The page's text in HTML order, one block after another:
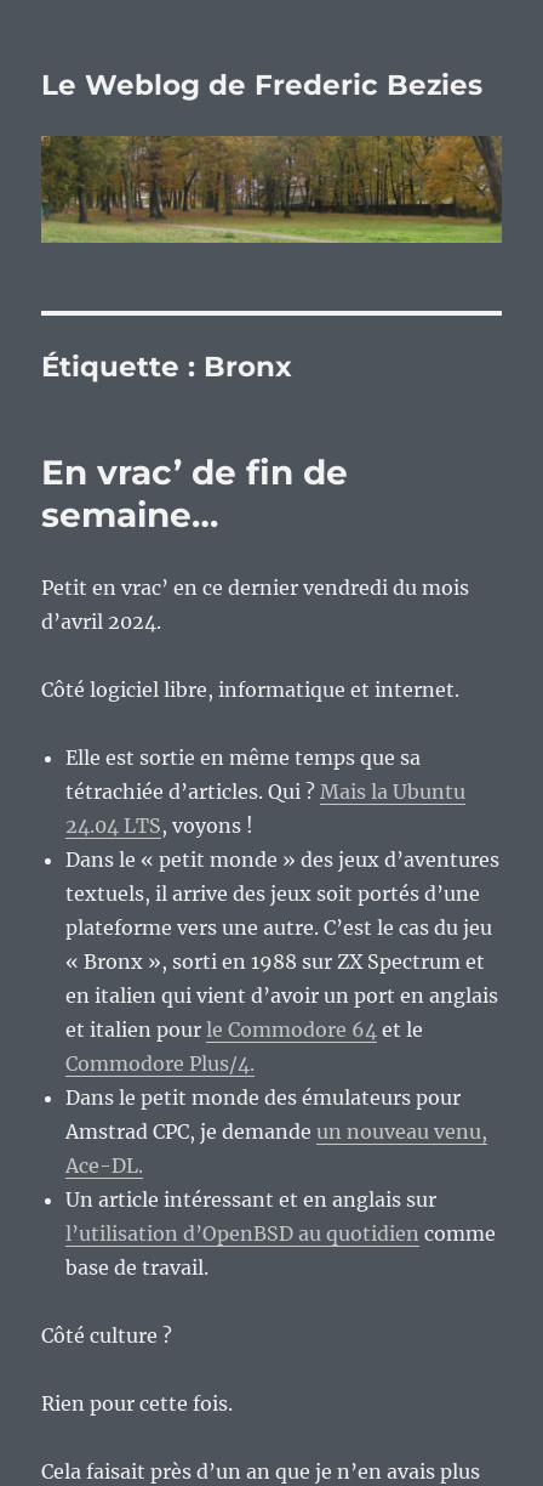
Le Weblog de Frederic Bezies
Étiquette : Bronx
En vrac’ de fin de
semaine…
Petit en vrac’ en ce dernier vendredi du mois
d’avril 2024.
Côté logiciel libre, informatique et internet.
Elle est sortie en même temps que sa
tétrachiée d’articles. Qui ?Mais la Ubuntu
24.04 LTS, voyons !
Dans le « petit monde » des jeux d’aventures
textuels, il arrive des jeux soit portés d’une
plateforme vers une autre. C’est le cas du jeu
« Bronx », sorti en 1988 sur ZX Spectrum et
en italien qui vient d’avoir un port en anglais
et italien pourle Commodore 64 et le
Commodore Plus/4.
Dans le petit monde des émulateurs pour
Amstrad CPC, je demandeun nouveau venu,
Ace-DL.
Un article intéressant et en anglais sur
l’utilisation d’OpenBSD au quotidien comme
base de travail.
Côté culture ?
Rien pour cette fois.
Cela faisait près d’un an que je n’en avais plus